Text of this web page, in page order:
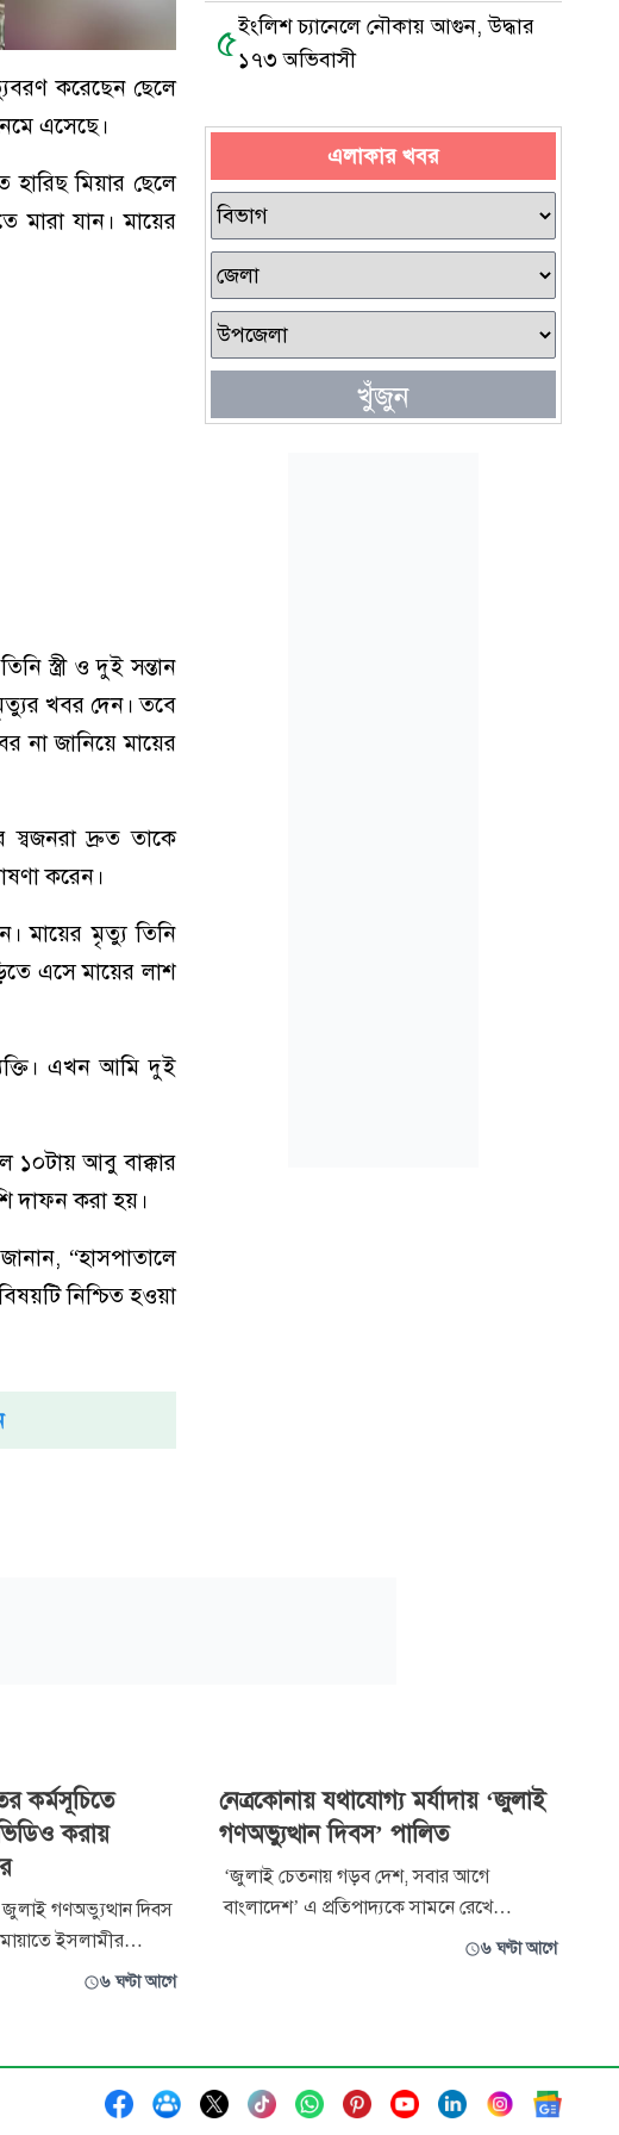
করেছেন ছেলে
এসেছে।
হারিছ মিয়ার ছেলে
মারা যান। মায়ের
স্ত্রী ও দুই সন্তান
খবর দেন। তবে
না জানিয়ে মায়ের
স্বজনরা দ্রুত তাকে
করেন।
মায়ের মৃত্যু তিনি
এসে মায়ের লাশ
এখন আমি দুই
১০টায় আবু বাক্কার
দাফন করা হয়।
“হাসপাতালে
নিশ্চিত হওয়া
৫ইংলিশ চ্যানেলে নৌকায় আগুন, উদ্ধার
১৭৩ অভিবাসী
এলাকার খবর
খুঁজুন
কর্মসূচিতে
করায়
গণঅভ্যুত্থান দিবস
ইসলামীর
সহযোগী অঙ্গসংগঠনের
জুয়েল মিয়া
বলে অভিযোগ করা
৬ ঘণ্টা আগে
নেত্রকোনায় যথাযোগ্য মর্যাদায় ‘জুলাই
গণঅভ্যুত্থান দিবস’ পালিত
‘জুলাই চেতনায় গড়ব দেশ, সবার আগে
বাংলাদেশ’ এ প্রতিপাদ্যকে সামনে রেখে
নেত্রকোনায় যথাযোগ্য মর্যাদা ও ভাবগাম্ভীর্যের মধ্য
দিবসটি পালন করা হয়।
৬ ঘণ্টা আগে